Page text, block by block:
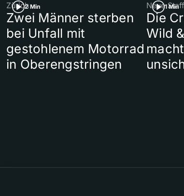
2 Min
Zürich
Zwei Männer sterben
bei Unfall mit
gestohlenem Motorrad
in Oberengstringen
1 Min
Neue
Die
Wild